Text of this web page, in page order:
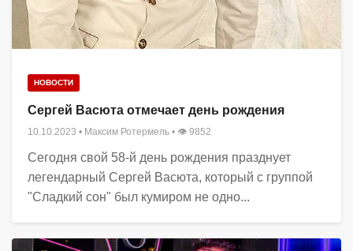
НОВОСТИ
Сергей Васюта отмечает день рождения
10.10.2023 • Максим Ротермель • 👁 9852
Сегодня свой 58-й день рождения празднует
легендарный Сергей Васюта, который с группой
"Сладкий сон" был кумиром не одно...